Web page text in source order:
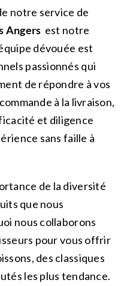
notre service de
Angers est notre
dévouée est
passionnés qui
de répondre à vos
à la livraison,
et diligence
sans faille à
de la diversité
que nous
nous collaborons
pour vous offrir
des classiques
les plus tendance.